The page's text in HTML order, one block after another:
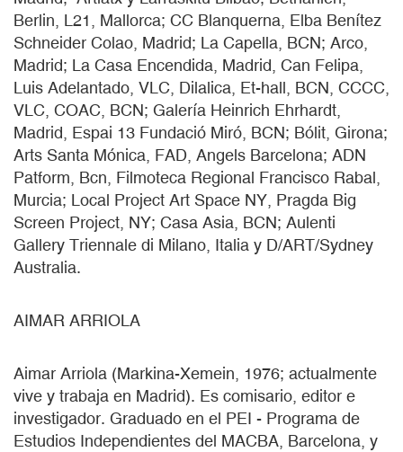
Berlin, L21, Mallorca; CC Blanquerna, Elba Benítez
Schneider Colao, Madrid; La Capella, BCN; Arco,
Madrid; La Casa Encendida, Madrid, Can Felipa,
Luis Adelantado, VLC, Dilalica, Et-hall, BCN, CCCC,
VLC, COAC, BCN; Galería Heinrich Ehrhardt,
Madrid, Espai 13 Fundació Miró, BCN; Bólit, Girona;
Arts Santa Mónica, FAD, Angels Barcelona; ADN
Patform, Bcn, Filmoteca Regional Francisco Rabal,
Murcia; Local Project Art Space NY, Pragda Big
Screen Project, NY; Casa Asia, BCN; Aulenti
Gallery Triennale di Milano, Italia y D/ART/Sydney
Australia.
AIMAR ARRIOLA
Aimar Arriola (Markina-Xemein, 1976; actualmente
vive y trabaja en Madrid). Es comisario, editor e
investigador. Graduado en el PEI - Programa de
Estudios Independientes del MACBA, Barcelona, y